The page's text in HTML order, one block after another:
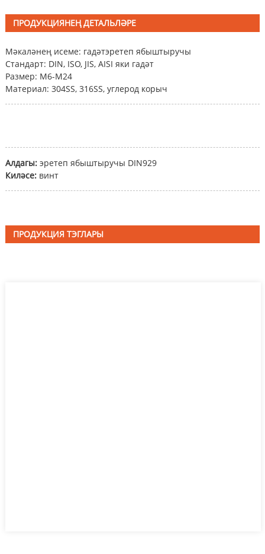
ПРОДУКЦИЯНЕҢ ДЕТАЛЬЛӘРЕ
Мәкаләнең исеме: гадәтэретеп ябыштыручы
Стандарт: DIN, ISO, JIS, AISI яки гадәт
Размер: M6-M24
Материал: 304SS, 316SS, углерод корыч
Алдагы: эретеп ябыштыручы DIN929
Киләсе: винт
ПРОДУКЦИЯ ТЭГЛАРЫ